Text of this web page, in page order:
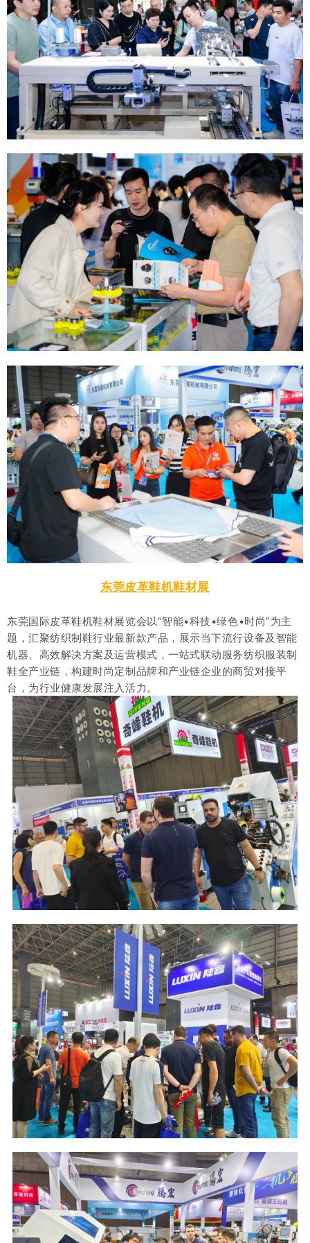
东莞皮革鞋机鞋材展
东莞国际皮革鞋机鞋材展览会以“智能•科技•绿色•时尚”为主
题，汇聚纺织制鞋行业最新款产品，展示当下流行设备及智能
机器、高效解决方案及运营模式，一站式联动服务纺织服装制
鞋全产业链，构建时尚定制品牌和产业链企业的商贸对接平
台，为行业健康发展注入活力 。